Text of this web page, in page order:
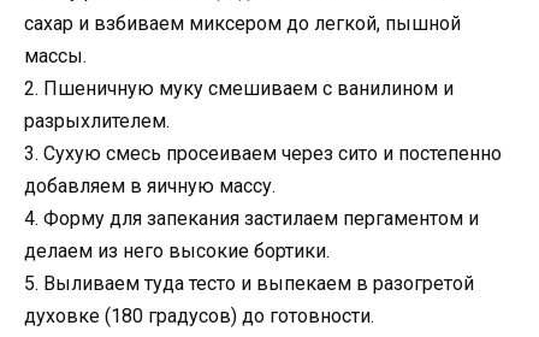
сахар и взбиваем миксером до легкой, пышной
массы.
2. Пшеничную муку смешиваем с ванилином и
разрыхлителем.
3. Сухую смесь просеиваем через сито и постепенно
добавляем в яичную массу.
4. Форму для запекания застилаем пергаментом и
делаем из него высокие бортики.
5. Выливаем туда тесто и выпекаем в разогретой
духовке (180 градусов) до готовности.